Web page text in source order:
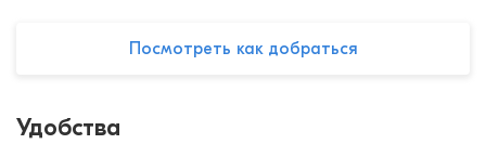
Посмотреть как добраться
Удобства